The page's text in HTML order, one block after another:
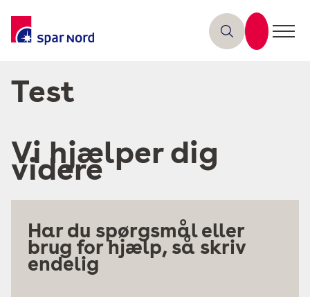
Test
Vi hjælper dig
videre
Har du spørgsmål eller
brug for hjælp, så skriv
endelig